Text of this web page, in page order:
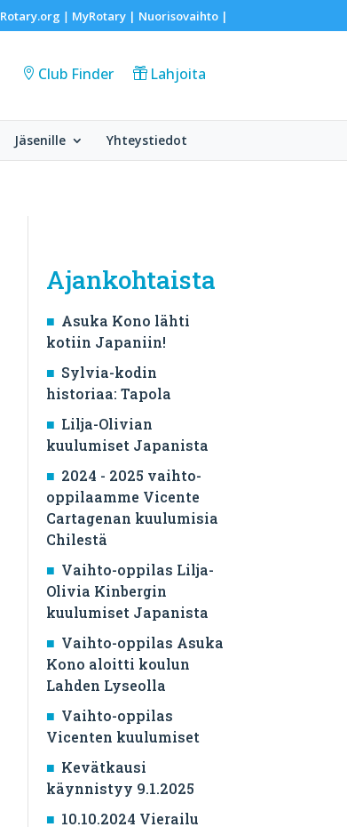
Rotary.org | MyRotary | Nuorisovaihto|
Club Finder Lahjoita
Jäsenille Yhteystiedot
Ajankohtaista
Asuka Kono lähti
kotiin Japaniin!
Sylvia-kodin
historiaa: Tapola
Lilja-Olivian
kuulumiset Japanista
2024 - 2025 vaihto-
oppilaamme Vicente
Cartagenan kuulumisia
Chilestä
Vaihto-oppilas Lilja-
Olivia Kinbergin
kuulumiset Japanista
Vaihto-oppilas Asuka
Kono aloitti koulun
Lahden Lyseolla
Vaihto-oppilas
Vicenten kuulumiset
Kevätkausi
käynnistyy 9.1.2025
10.10.2024 Vierailu